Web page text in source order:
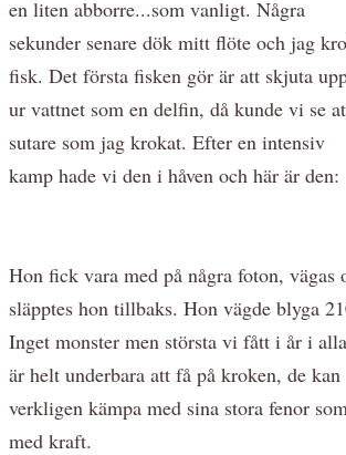
en liten abborre...som vanligt. Några
sekunder senare dök mitt flöte och jag
fisk. Det första fisken gör är att skjuta
ur vattnet som en delfin, då kunde vi se
sutare som jag krokat. Efter en intensiv
kamp hade vi den i håven och här är den:
Hon fick vara med på några foton, vägas
släpptes hon tillbaks. Hon vägde blyga
Inget monster men största vi fått i år i
är helt underbara att få på kroken, de kan
verkligen kämpa med sina stora fenor
med kraft.